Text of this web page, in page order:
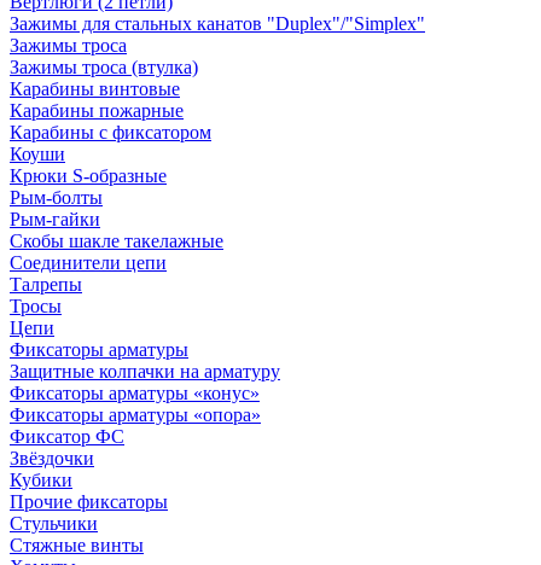
Зажимы для стальных канатов "Duplex"/"Simplex"
Зажимы троса
Зажимы троса (втулка)
Карабины винтовые
Карабины пожарные
Карабины с фиксатором
Коуши
Крюки S-образные
Рым-болты
Рым-гайки
Скобы шакле такелажные
Соединители цепи
Талрепы
Тросы
Цепи
Фиксаторы арматуры
Защитные колпачки на арматуру
Фиксаторы арматуры «конус»
Фиксаторы арматуры «опора»
Фиксатор ФС
Звёздочки
Кубики
Прочие фиксаторы
Стульчики
Стяжные винты